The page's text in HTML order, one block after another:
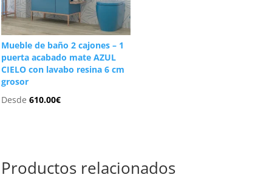
Mueble de baño 2 cajones – 1
puerta acabado mate AZUL
CIELO con lavabo resina 6 cm
grosor
Desde610.00€
Productos relacionados